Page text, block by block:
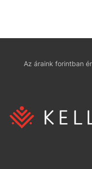
Az áraink forintban